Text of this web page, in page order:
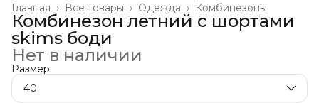
Комбинезоны
Одежда ›
Все товары ›
Главная ›
Комбинезон летний с шортами
skims боди
Нет в наличии
Размер
40